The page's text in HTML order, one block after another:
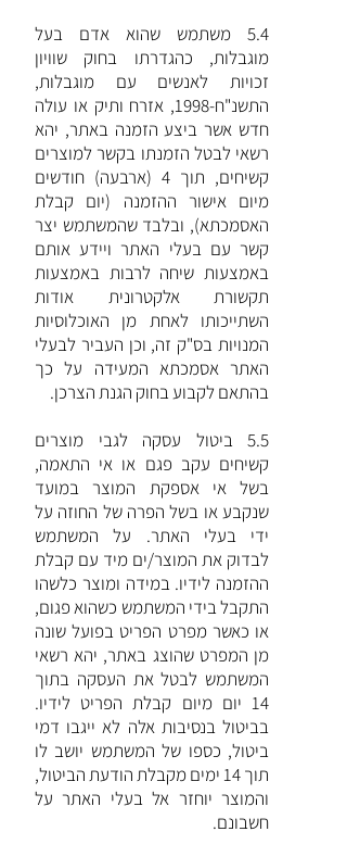
5.4 משתמש שהוא אדם בעל
מוגבלות, כהגדרתו בחוק שוויון
זכויות לאנשים עם מוגבלות,
התשנ"ח-1998, אזרח ותיק או עולה
חדש אשר ביצע הזמנה באתר, יהא
רשאי לבטל הזמנתו בקשר למוצרים
קשיחים, תוך 4 (ארבעה) חודשים
מיום אישור ההזמנה (יום קבלת
האסמכתא), ובלבד שהמשתמש יצר
קשר עם בעלי האתר ויידע אותם
באמצעות שיחה לרבות באמצעות
תקשורת אלקטרונית אודות
השתייכותו לאחת מן האוכלוסיות
המנויות בס"ק זה, וכן העביר לבעלי
האתר אסמכתא המעידה על כך
בהתאם לקבוע בחוק הגנת הצרכן.
5.5 ביטול עסקה לגבי מוצרים
קשיחים עקב פגם או אי התאמה,
בשל אי אספקת המוצר במועד
שנקבע או בשל הפרה של החוזה על
ידי בעלי האתר. על המשתמש
לבדוק את המוצר/ים מיד עם קבלת
ההזמנה לידיו. במידה ומוצר כלשהו
התקבל בידי המשתמש כשהוא פגום,
או כאשר מפרט הפריט בפועל שונה
מן המפרט שהוצג באתר, יהא רשאי
המשתמש לבטל את העסקה בתוך
14 יום מיום קבלת הפריט לידיו.
בביטול בנסיבות אלה לא ייגבו דמי
ביטול, כספו של המשתמש יושב לו
תוך 14 ימים מקבלת הודעת הביטול,
והמוצר יוחזר אל בעלי האתר על
חשבונם.